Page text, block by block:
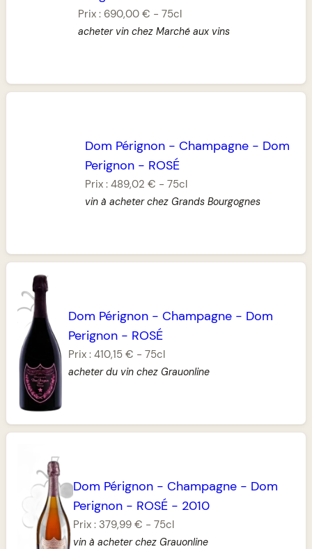
Prix : 690,00 € -75cl
acheter vin chez Marché aux vins
Dom Pérignon- Champagne- Dom
Perignon- ROSÉ
Prix : 489,02 € - 75cl
vin à acheter chez Grands Bourgognes
Dom Pérignon- Champagne- Dom
Perignon- ROSÉ
Prix : 410,15 € - 75cl
acheter du vin chez Grauonline
Dom Pérignon - Champagne - Dom
Perignon - ROSÉ - 2010
Prix : 379,99 € -75cl
vin à acheter chez Grauonline